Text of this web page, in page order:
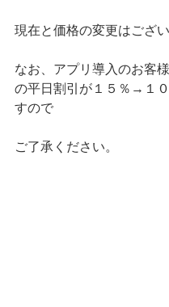
現在と価格の変更はござい
なお、アプリ導入のお客
の平日割引が１５％→１
すので
ご了承ください。